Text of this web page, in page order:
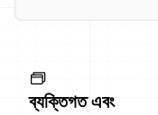
ব্যক্তিগত এবং